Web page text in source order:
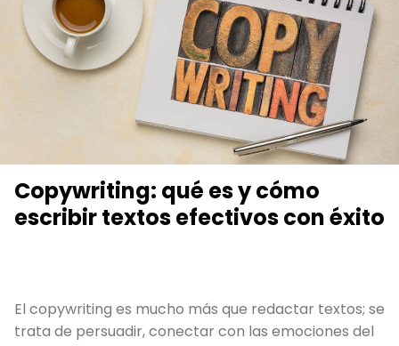
Copywriting: qué es y cómo
escribir textos efectivos con éxito
El copywriting es mucho más que redactar textos; se
trata de persuadir, conectar con las emociones del